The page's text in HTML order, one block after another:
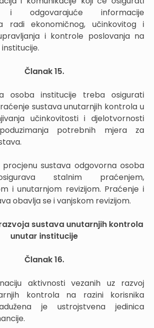
i odgovarajuće informacije
radi ekonomičnog, učinkovitog i
i kontrole poslovanja na
Članak 15.
osoba institucije treba osigurati
sustava unutarnjih kontrola u
učinkovitosti i djelotvornosti
potrebnih mjera za
sustava odgovorna osoba
stalnim praćenjem,
i unutarnjom revizijom. Praćenje i
obavlja se i vanjskom revizijom.
sustava unutarnjih kontrola
unutar institucije
Članak 16.
aktivnosti vezanih uz razvoj
kontrola na razini korisnika
je ustrojstvena jedinica